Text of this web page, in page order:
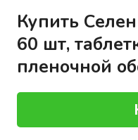
Купить
60 шт,
пленочной